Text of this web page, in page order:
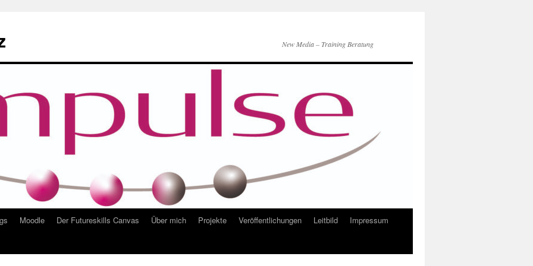
New Media – Training Beratung
Moodle Der Futureskills Canvas Über mich Projekte Veröffentlichungen Leitbild
Impressum